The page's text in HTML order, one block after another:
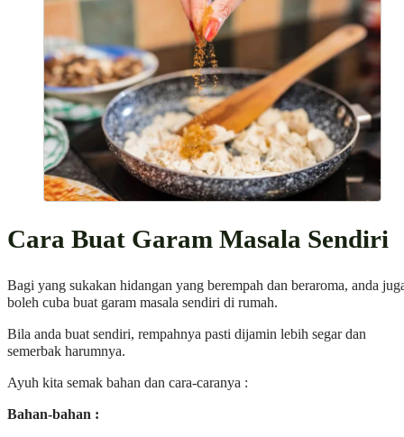
Cara Buat Garam Masala Sendiri
Bagi yang sukakan hidangan yang berempah dan beraroma, anda
boleh cuba buat garam masala sendiri di rumah.
Bila anda buat sendiri, rempahnya pasti dijamin lebih segar dan
semerbak harumnya.
Ayuh kita semak bahan dan cara-caranya :
Bahan-bahan :